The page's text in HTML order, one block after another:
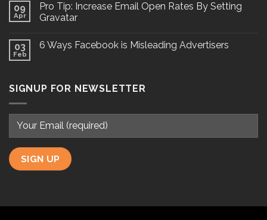
09
Apr
Pro Tip: Increase Email Open Rates By Setting
Gravatar
03
Feb
6 Ways Facebook is Misleading Advertisers
SIGNUP FOR NEWSLETTER